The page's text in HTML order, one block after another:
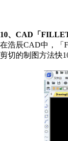
10、CAD「
在浩辰CAD中，「
剪切的制图方法快